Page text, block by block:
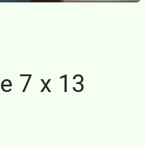
7 x 13